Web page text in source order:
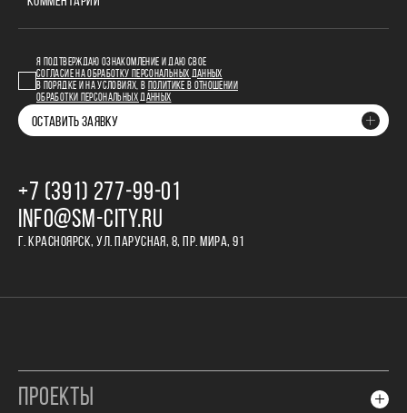
Я ПОДТВЕРЖДАЮ ОЗНАКОМЛЕНИЕ И ДАЮ СВОЕ
СОГЛАСИЕ НА ОБРАБОТКУ ПЕРСОНАЛЬНЫХ ДАННЫХ
В ПОРЯДКЕ И НА УСЛОВИЯХ, В
ПОЛИТИКЕ В ОТНОШЕНИИ
ОБРАБОТКИ ПЕРСОНАЛЬНЫХ ДАННЫХ
ОСТАВИТЬ ЗАЯВКУ
+7 (391) 277‒99‒01
INFO@SM-CITY.RU
Г. КРАСНОЯРСК, УЛ. ПАРУСНАЯ, 8, ПР. МИРА, 91
ПРОЕКТЫ